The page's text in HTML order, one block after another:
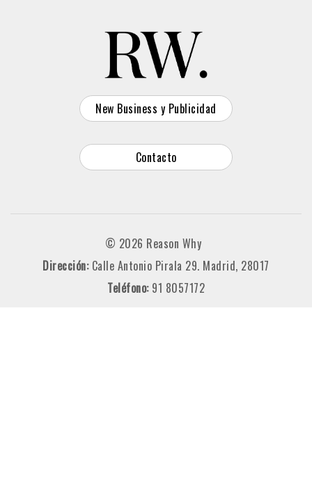
New Business y Publicidad
Contacto
© 2026 Reason Why
Dirección: Calle Antonio Pirala 29. Madrid, 28017
Teléfono: 91 8057172